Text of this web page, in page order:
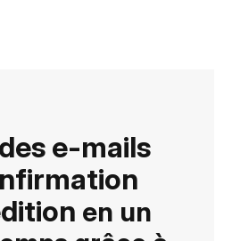
e-mails
en un